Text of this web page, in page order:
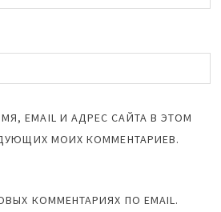
EMAIL И АДРЕС САЙТА В ЭТОМ
МОИХ КОММЕНТАРИЕВ.
КОММЕНТАРИЯХ ПО EMAIL.